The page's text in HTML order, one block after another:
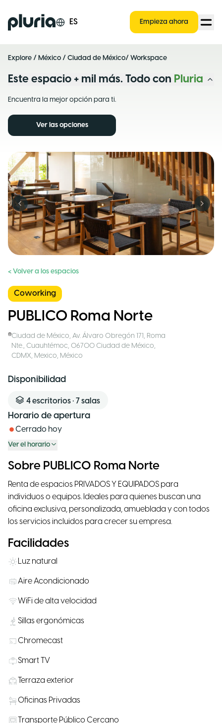
Logo Pluria ES Empieza ahora
Explore / México / Ciudad de México/ Workspace
Este espacio + mil más. Todo con Pluria
Encuentra la mejor opción para ti.
Ver las opciones
Previous slide Next
< Volver a los espacios
Coworking
PUBLICO Roma Norte
Ciudad de México, Av. Álvaro Obregón 171, Roma
Nte., Cuauhtémoc, 06700 Ciudad de México,
CDMX, Mexico, México
Disponibilidad
4escritorios • 7 salas
Horario de apertura
Cerrado hoy
Ver el horario
Sobre PUBLICO Roma Norte
Renta de espacios PRIVADOS Y EQUIPADOS para
individuos o equipos. Ideales para quienes buscan una
oficina exclusiva, personalizada, amueblada y con todos
los servicios incluidos para crecer su empresa.
Facilidades
Luz natural
Aire Acondicionado
WiFi de alta velocidad
Sillas ergonómicas
Chromecast
Smart TV
Terraza exterior
Oficinas Privadas
Transporte Público Cercano